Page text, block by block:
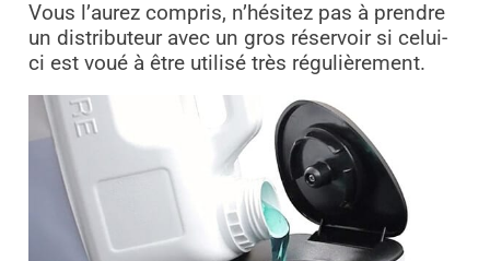
Vous l’aurez compris, n’hésitez pas à prendre
un distributeur avec un gros réservoir si celui-
ci est voué à être utilisé très régulièrement.